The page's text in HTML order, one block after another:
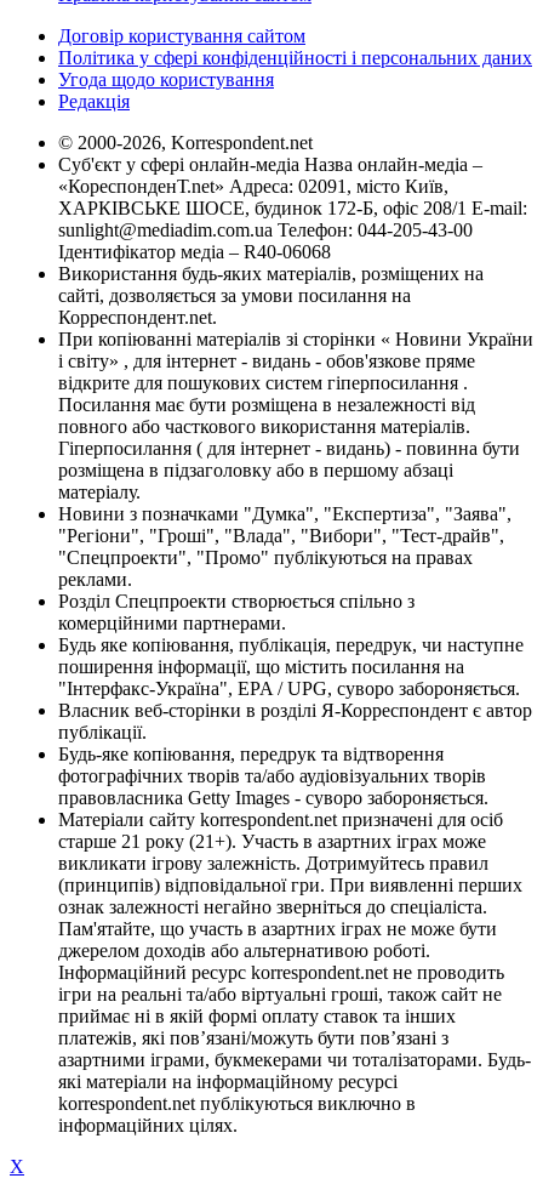
Договір користування сайтом
Політика у сфері конфіденційності і персональних даних
Угода щодо користування
Редакція
© 2000-2026, Korrespondent.net
Суб'єкт у сфері онлайн-медіа Назва онлайн-медіа –
«КореспонденТ.net» Адреса: 02091, місто Київ,
ХАРКІВСЬКЕ ШОСЕ, будинок 172-Б, офіс 208/1 E-mail:
sunlight@mediadim.com.ua Телефон: 044-205-43-00
Ідентифікатор медіа – R40-06068
Використання будь-яких матеріалів, розміщених на
сайті, дозволяється за умови посилання на
Корреспондент.net.
При копіюванні матеріалів зі сторінки « Новини України
і світу» , для інтернет - видань - обов'язкове пряме
відкрите для пошукових систем гіперпосилання .
Посилання має бути розміщена в незалежності від
повного або часткового використання матеріалів.
Гіперпосилання ( для інтернет - видань) - повинна бути
розміщена в підзаголовку або в першому абзаці
матеріалу.
Новини з позначками "Думка", "Експертиза", "Заява",
"Регіони", "Гроші", "Влада", "Вибори", "Тест-драйв",
"Спецпроекти", "Промо" публікуються на правах
реклами.
Розділ Спецпроекти створюється спільно з
комерційними партнерами.
Будь яке копіювання, публікація, передрук, чи наступне
поширення інформації, що містить посилання на
"Інтерфакс-Україна", EPA / UPG, суворо забороняється.
Власник веб-сторінки в розділі Я-Корреспондент є автор
публікації.
Будь-яке копіювання, передрук та відтворення
фотографічних творів та/або аудіовізуальних творів
правовласника Getty Images - суворо забороняється.
Матеріали сайту korrespondent.net призначені для осіб
старше 21 року (21+). Участь в азартних іграх може
викликати ігрову залежність. Дотримуйтесь правил
(принципів) відповідальної гри. При виявленні перших
ознак залежності негайно зверніться до спеціаліста.
Пам'ятайте, що участь в азартних іграх не може бути
джерелом доходів або альтернативою роботі.
Інформаційний ресурс korrespondent.net не проводить
ігри на реальні та/або віртуальні гроші, також сайт не
приймає ні в якій формі оплату ставок та інших
платежів, які пов’язані/можуть бути пов’язані з
азартними іграми, букмекерами чи тоталізаторами. Будь-
які матеріали на інформаційному ресурсі
korrespondent.net публікуються виключно в
інформаційних цілях.
X